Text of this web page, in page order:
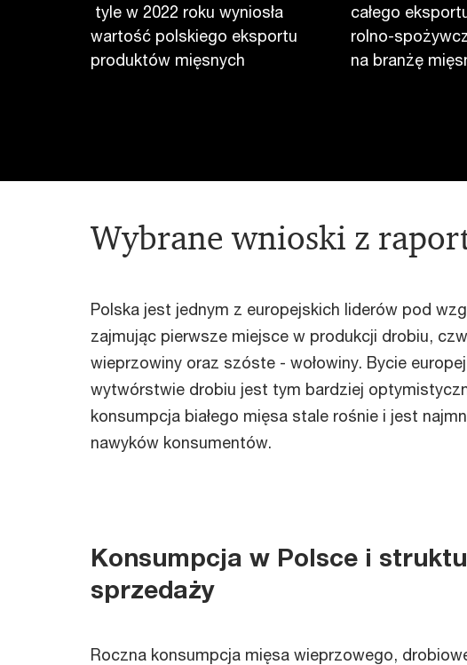
tyle w 2022 roku wyniosła
wartość polskiego eksportu
produktów mięsnych
całego
rolno-
na branżę
Wybrane wnioski z
Polska jest jednym z europejskich liderów pod
zajmując pierwsze miejsce w produkcji drobiu,
wieprzowiny oraz szóste - wołowiny. Bycie
wytwórstwie drobiu jest tym bardziej
konsumpcja białego mięsa stale rośnie i jest
nawyków konsumentów.
Konsumpcja w Polsce i
sprzedaży
Roczna konsumpcja mięsa wieprzowego,